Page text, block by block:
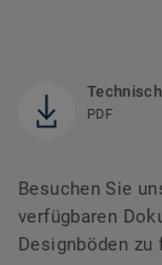
PDF
Besuchen Sie
verfügbaren
Designböden zu